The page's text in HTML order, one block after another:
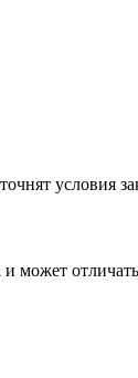
условия
может